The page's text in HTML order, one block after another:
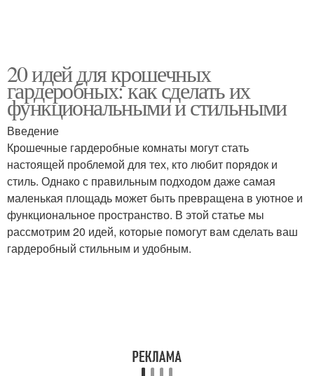
20 идей для крошечных
гардеробных: как сделать их
функциональными и стильными
Введение
Крошечные гардеробные комнаты могут стать
настоящей проблемой для тех, кто любит порядок и
стиль. Однако с правильным подходом даже самая
маленькая площадь может быть превращена в уютное и
функциональное пространство. В этой статье мы
рассмотрим 20 идей, которые помогут вам сделать ваш
гардеробный стильным и удобным.